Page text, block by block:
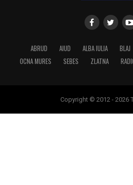
ABRUD AIUD ALBA IULIA BLAJ
OCNA MURES
SEBES ZLATNA
Copyright © 2012 - 2026